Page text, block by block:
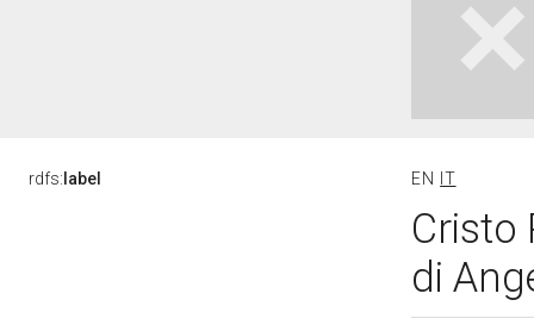
rdfs: label EN IT
Cristo
di